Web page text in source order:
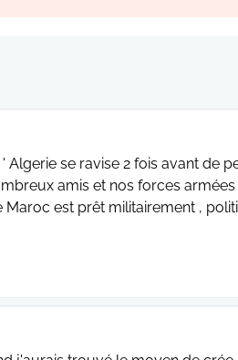
' Algerie se ravise 2 fois avant de
amis et nos forces
Maroc est prêt militairement ,